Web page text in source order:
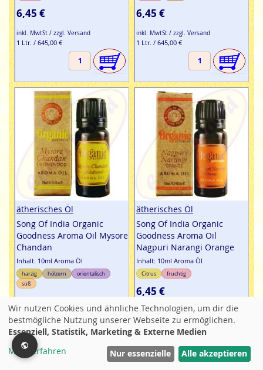
6,45 €
inkl. MwtSt / zzgl. Versand
1 Ltr. / 645,00 €
6,45 €
inkl. MwtSt / zzgl. Versand
1 Ltr. / 645,00 €
ätherisches Öl
Song Of India Organic
Goodness Aroma Oil Mysore
Chandan
Inhalt: 10ml Aroma Öl
harzig hölzern
orientalisch
süß
inkl. MwtSt / zzgl. Versand
1 Ltr. / 645,00 €
ätherisches Öl
Song Of India Organic
Goodness Aroma Oil
Nagpuri Narangi Orange
Inhalt: 10ml Aroma Öl
Citrus fruchtig
6,45 €
inkl. MwtSt / zzgl. Versand
1 Ltr. / 645,00 €
Filter
Wir nutzen Cookies und ähnliche Technologien, um dir die
bestmögliche Nutzung unserer Webseite zu ermöglichen.
Essenziell, Statistik, Marketing & Externe Medien
Mehr erfahren
Nur essenzielle Alle akzeptieren